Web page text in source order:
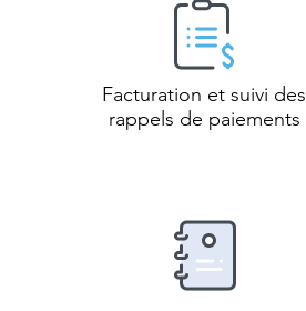
Facturation et suivi des
rappels de paiements